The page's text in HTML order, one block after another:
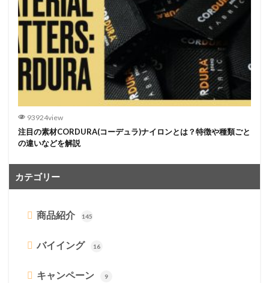
93924view
注目の素材CORDURA(コーデュラ)ナイロンとは？特徴や種類ごと
の違いなどを解説
カテゴリー
商品紹介 145
バイイング 16
キャンペーン 9